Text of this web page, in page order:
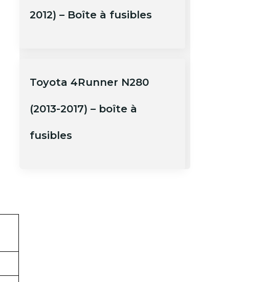
2012) – Boîte à fusibles
Toyota 4Runner N280
(2013-2017) – boîte à
fusibles